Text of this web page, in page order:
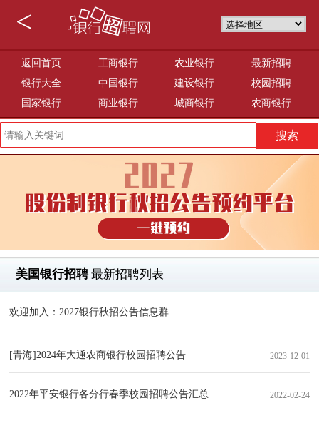
<
返回首页 工商银行 农业银行
最新招聘
银行大全
中国银行 建设银行
校园招聘
国家银行
商业银行 城商银行 农商银行
美国银行招聘最新招聘列表
欢迎加入：2027银行秋招公告信息群
[青海]2024年大通农商银行校园招聘公告 2023-12-01
2022年平安银行各分行春季校园招聘公告汇总 2022-02-24